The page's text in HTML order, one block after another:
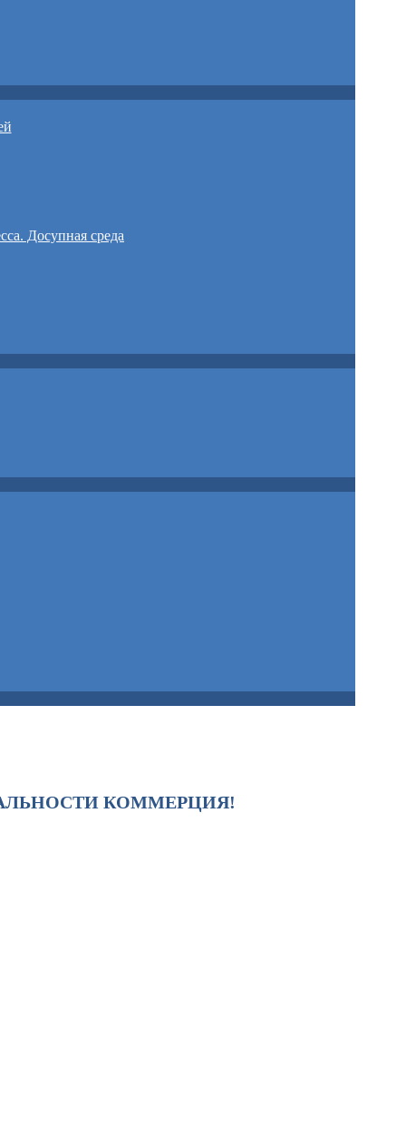
Досупная среда
КОММЕРЦИЯ!